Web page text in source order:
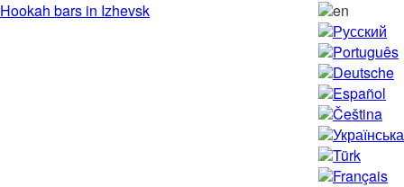
Hookah bars in Izhevsk
en
Русский
Português
Deutsche
Español
Čeština
Українська
Türk
Français